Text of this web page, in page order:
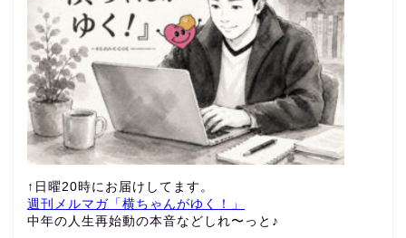
↑日曜20時にお届けしてます。
週刊メルマガ「横ちゃんがゆく！」
中年の人生再始動の本音などしれ〜っと♪